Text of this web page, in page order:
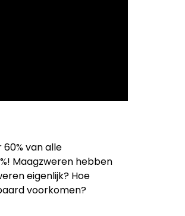
van alle
Maagzweren hebben
eigenlijk? Hoe
voorkomen?